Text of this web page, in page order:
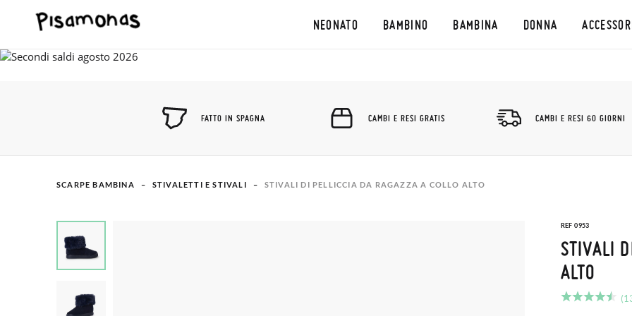
NEONATO BAMBINO BAMBINA DONNA
FATTO IN SPAGNA CAMBI E RESI GRATIS CAMBI E RESI 60 GIORNI
SCARPE BAMBINA STIVALETTI E STIVALI STIVALI DI PELLICCIA DA RAGAZZA A COLLO ALTO
REF 0953
STIVALI
ALTO